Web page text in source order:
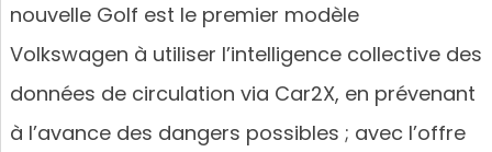
nouvelle Golf est le premier modèle
Volkswagen à utiliser l’intelligence collective des
données de circulation via Car2X, en prévenant
à l’avance des dangers possibles ; avec l’offre